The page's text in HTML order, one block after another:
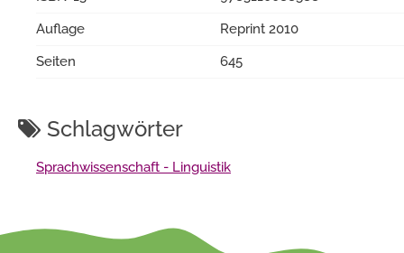
Auflage
Reprint 2010
Seiten
645
Schlagwörter
Sprachwissenschaft - Linguistik